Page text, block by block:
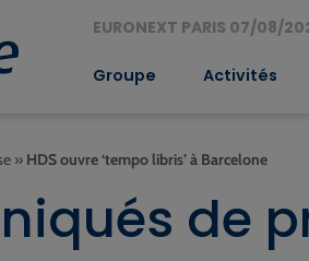
EURONEXT PARIS 07/08/
Groupe Activités
» HDS ouvre ‘tempo libris’ à Barcelone
de